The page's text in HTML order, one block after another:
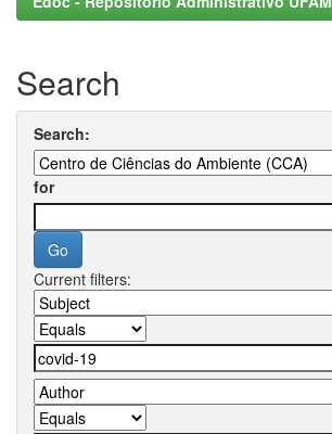
Search
Search:
for
Current filters: